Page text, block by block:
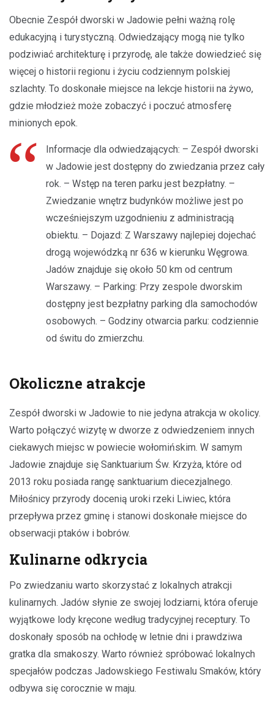
Obecnie Zespół dworski w Jadowie pełni ważną rolę
edukacyjną i turystyczną. Odwiedzający mogą nie tylko
podziwiać architekturę i przyrodę, ale także dowiedzieć się
więcej o historii regionu i życiu codziennym polskiej
szlachty. To doskonałe miejsce na lekcje historii na żywo,
gdzie młodzież może zobaczyć i poczuć atmosferę
minionych epok.
Informacje dla odwiedzających: – Zespół dworski
w Jadowie jest dostępny do zwiedzania przez cały
rok. – Wstęp na teren parku jest bezpłatny. –
Zwiedzanie wnętrz budynków możliwe jest po
wcześniejszym uzgodnieniu z administracją
obiektu. – Dojazd: Z Warszawy najlepiej dojechać
drogą wojewódzką nr 636 w kierunku Węgrowa.
Jadów znajduje się około 50 km od centrum
Warszawy. – Parking: Przy zespole dworskim
dostępny jest bezpłatny parking dla samochodów
osobowych. – Godziny otwarcia parku: codziennie
od świtu do zmierzchu.
Okoliczne atrakcje
Zespół dworski w Jadowie to nie jedyna atrakcja w okolicy.
Warto połączyć wizytę w dworze z odwiedzeniem innych
ciekawych miejsc w powiecie wołomińskim. W samym
Jadowie znajduje się Sanktuarium Św. Krzyża, które od
2013 roku posiada rangę sanktuarium diecezjalnego.
Miłośnicy przyrody docenią uroki rzeki Liwiec, która
przepływa przez gminę i stanowi doskonałe miejsce do
obserwacji ptaków i bobrów.
Kulinarne odkrycia
Po zwiedzaniu warto skorzystać z lokalnych atrakcji
kulinarnych. Jadów słynie ze swojej lodziarni, która oferuje
wyjątkowe lody kręcone według tradycyjnej receptury. To
doskonały sposób na ochłodę w letnie dni i prawdziwa
gratka dla smakoszy. Warto również spróbować lokalnych
specjałów podczas Jadowskiego Festiwalu Smaków, który
odbywa się corocznie w maju.